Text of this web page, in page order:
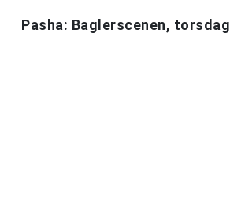
Pasha: Baglerscenen, torsdag